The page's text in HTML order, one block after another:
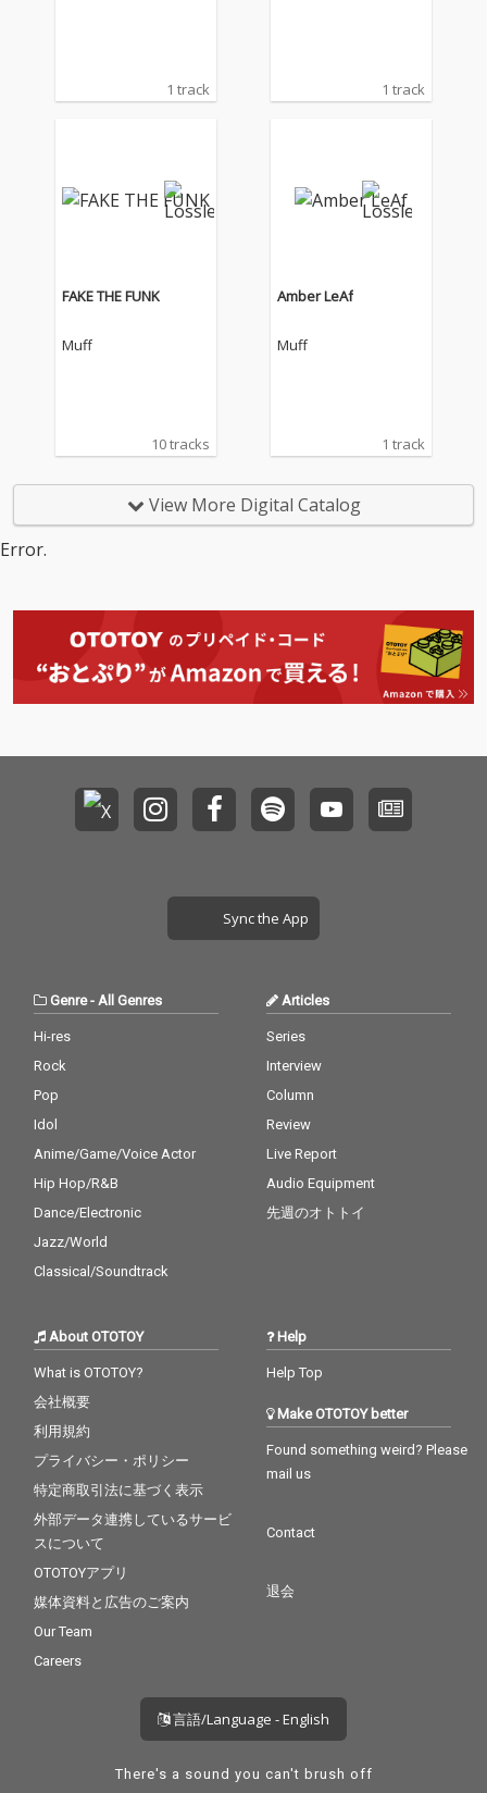
1 track 1 track
FAKE THE FUNK
Muff
10 tracks
Amber LeAf
Muff
1 track
View More Digital Catalog
Error.
Sync the App
Genre-All Genres
Hi-res
Rock
Pop
Idol
Anime/Game/Voice Actor
Hip Hop/R&B
Dance/Electronic
Jazz/World
Classical/Soundtrack
Articles
Series
Interview
Column
Review
Live Report
Audio Equipment
先週のオトトイ
About OTOTOY
What is OTOTOY?
会社概要
利用規約
プライバシー・ポリシー
特定商取引法に基づく表示
外部データ連携しているサービ
スについて
OTOTOYアプリ
媒体資料と広告のご案内
Our Team
Careers
Help
Help Top
Make OTOTOY better
Found something weird? Please
mail us
Contact
退会
言語/Language - English
There's a sound you can't brush off